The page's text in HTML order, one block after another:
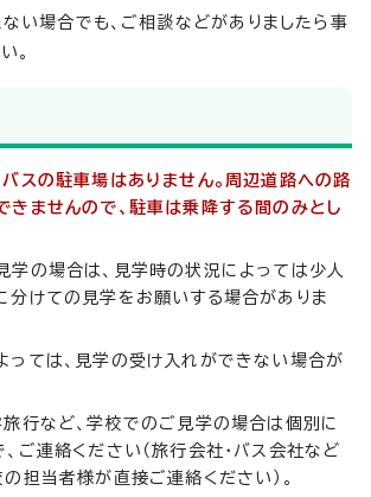
い場合でも、ご相談などがありましたら事
。
バスの駐車場はありません。周辺道路への路
きませんので、駐車は乗降する間のみとし
学の場合は、見学時の状況によっては少人
分けての見学をお願いする場合がありま
っては、見学の受け入れができない場合が
旅行など、学校でのご見学の場合は個別に
ご連絡ください（旅行会社・バス会社など
担当者様が直接ご連絡ください）。